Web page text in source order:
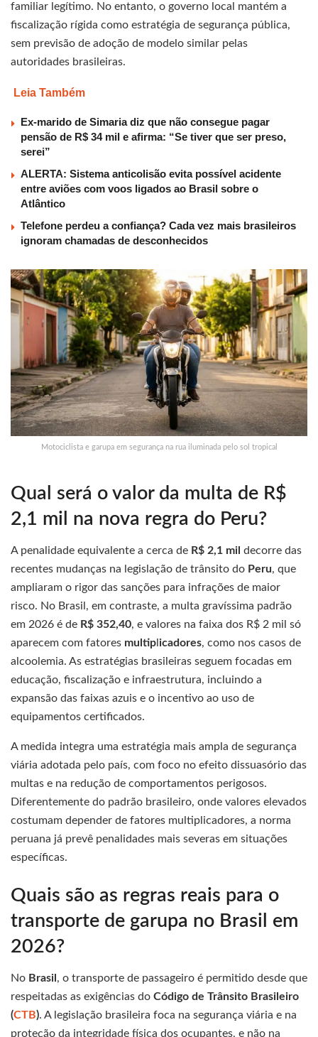
familiar legítimo. No entanto, o governo local mantém a
fiscalização rígida como estratégia de segurança pública,
sem previsão de adoção de modelo similar pelas
autoridades brasileiras.
Leia Também
Ex-marido de Simaria diz que não consegue pagar
pensão de R$ 34 mil e afirma: “Se tiver que ser preso,
serei”
ALERTA: Sistema anticolisão evita possível acidente
entre aviões com voos ligados ao Brasil sobre o
Atlântico
Telefone perdeu a confiança? Cada vez mais brasileiros
ignoram chamadas de desconhecidos
Motociclista e garupa em segurança na rua iluminada pelo sol tropical
Qual será o valor da multa de R$
2,1 mil na nova regra do Peru?
A penalidade equivalente a cerca de R$ 2,1 mil decorre das
recentes mudanças na legislação de trânsito do Peru, que
ampliaram o rigor das sanções para infrações de maior
risco. No Brasil, em contraste, a multa gravíssima padrão
em 2026 é de R$ 352,40, e valores na faixa dos R$ 2 mil só
aparecem com fatores multip icadores, como nos casos de
alcoolemia. As estratégias brasileiras seguem focadas em
educação, fiscalização e infraestrutura, incluindo a
expansão das faixas azuis e o incentivo ao uso de
equipamentos certificados.
A medida integra uma estratégia mais ampla de segurança
viária adotada pelo país, com foco no efeito dissuasório das
multas e na redução de comportamentos perigosos.
Diferentemente do padrão brasileiro, onde valores elevados
costumam depender de fatores multiplicadores, a norma
peruana já prevê penalidades mais severas em situações
específicas.
Quais são as regras reais para o
transporte de garupa no Brasil em
2026?
No Brasil , o transporte de passageiro é permitido desde que
respeitadas as exigências do Código de Trânsito Brasileiro
(CTB). A legislação brasileira foca na segurança viária e na
proteção da integridade física dos ocupantes, e não na